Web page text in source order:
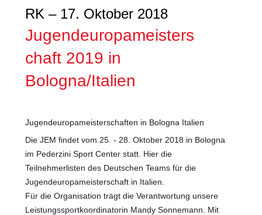
RK – 17. Oktober 2018
Jugendeuropameisters
chaft 2019 in
Bologna/Italien
Jugendeuropameisterschaften in Bologna Italien
Die JEM findet vom 25. - 28. Oktober 2018 in Bologna
im Pederzini Sport Center statt. Hier die
Teilnehmerlisten des Deutschen Teams für die
Jugendeuropameisterschaft in Italien.
Für die Organisation trägt die Verantwortung unsere
Leistungssportkoordinatorin Mandy Sonnemann. Mit